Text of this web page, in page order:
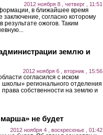
2012 ноября 8 , четверг , 11:51
в ближайшее время
согласно которому
результате ожогов. Таким
землю и
2012 ноября 6 , вторник , 15:56
согласился с иском
регионального отделения
собственности на землю и
не будет
2012 ноября 4 , воскресенье , 01:42